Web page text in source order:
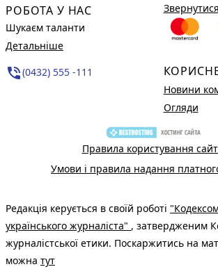
РОБОТА У НАС
Шукаєм таланти
Детальніше
phone_in_talk(0432) 555 -111
Звернутися
Новини
Огляди
Правила користування
Умови і правила надання
Редакція керується в своїй роботі
українського журналіста" , затвердженим
журналістської етики. Поскаржитись на
можна тут